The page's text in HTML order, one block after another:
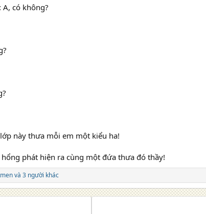
có không?
này thưa mỗi em một kiểu ha!
phát hiện ra cùng một đứa thưa đó thầy!
và 3 người khác